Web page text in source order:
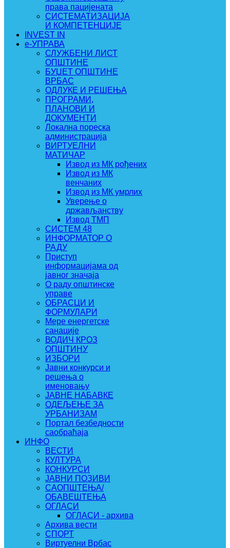
права пацијената
СИСТЕМАТИЗАЦИЈА
И КОМПЕТЕНЦИЈЕ
INVEST IN
e-УПРАВА
СЛУЖБЕНИ ЛИСТ
ОПШТИНЕ
БУЏЕТ ОПШТИНЕ
ВРБАС
ОДЛУКЕ И РЕШЕЊА
ПРОГРАМИ,
ПЛАНОВИ И
ДОКУМЕНТИ
Локална пореска
администрација
ВИРТУЕЛНИ
МАТИЧАР
Извод из МК рођених
Извод из МК
венчаних
Извод из МК умрлих
Уверење о
држављанству
Извод ТМП
СИСТЕМ 48
ИНФОРМАТОР О
РАДУ
Приступ
информацијама од
јавног значаја
О раду општинске
управе
ОБРАСЦИ И
ФОРМУЛАРИ
Мере енергетске
санације
ВОДИЧ КРОЗ
ОПШТИНУ
ИЗБОРИ
Јавни конкурси и
решења о
именовању
ЈАВНЕ НАБАВКЕ
ОДЕЉЕЊЕ ЗА
УРБАНИЗАМ
Портал безбедности
саобраћаја
ИНФО
ВЕСТИ
КУЛТУРА
КОНКУРСИ
ЈАВНИ ПОЗИВИ
САОПШТЕЊА/
ОБАВЕШТЕЊА
ОГЛАСИ
ОГЛАСИ - архива
Архива вести
СПОРТ
Виртуелни Врбас